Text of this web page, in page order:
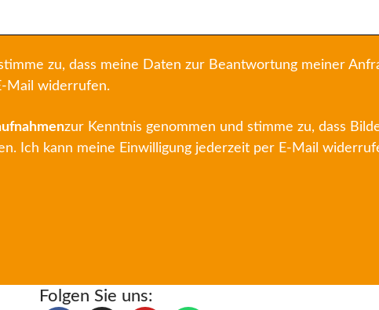
zu, dass meine Daten zur Beantwortung meiner
Mail widerrufen.
zur Kenntnis genommen und stimme zu, dass
Ich kann meine Einwilligung jederzeit per E-Mail
Folgen Sie uns: